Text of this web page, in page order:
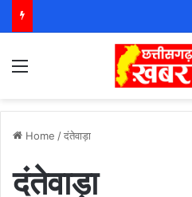
Home /दंतेवाड़ा
दंतेवाड़ा